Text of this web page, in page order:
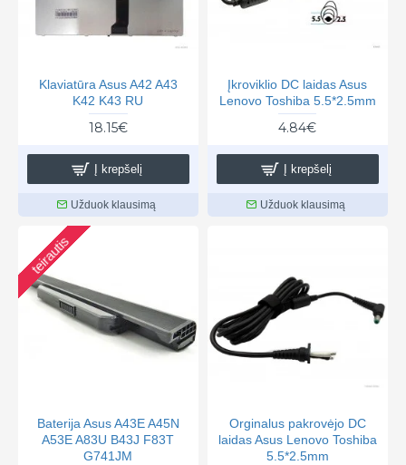
Klaviatūra Asus A42 A43
K42 K43 RU
18.15€
Į krepšelį
Užduok klausimą
Įkroviklio DC laidas Asus
Lenovo Toshiba 5.5*2.5mm
4.84€
Į krepšelį
Užduok klausimą
teirautis
Baterija Asus A43E A45N
A53E A83U B43J F83T
G741JM
Orginalus pakrovėjo DC
laidas Asus Lenovo Toshiba
5.5*2.5mm